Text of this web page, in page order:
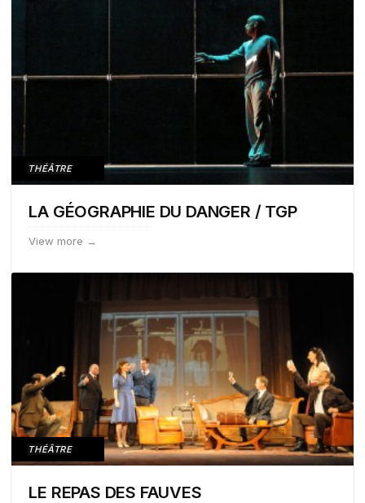
THÉÂTRE
LA GÉOGRAPHIE DU DANGER / TGP
View more →
THÉÂTRE
LE REPAS DES FAUVES